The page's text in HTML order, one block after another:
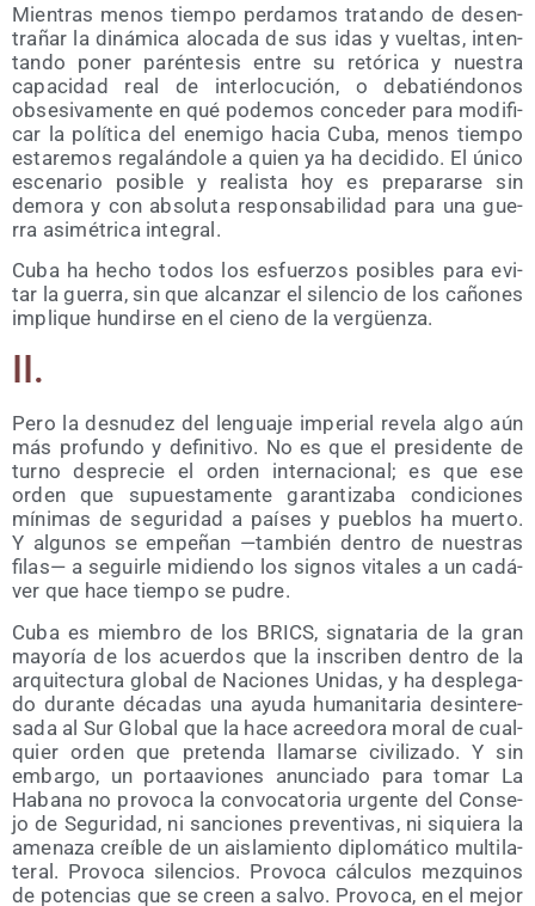
Mien­tras menos tiem­po per­da­mos tra­tan­do de des­en­
tra­ñar la diná­mi­ca alo­ca­da de sus idas y vuel­tas, inten­
tan­do poner parén­te­sis entre su retó­ri­ca y nues­tra
capa­ci­dad real de inter­lo­cu­ción, o deba­tién­do­nos
obse­si­va­men­te en qué pode­mos con­ce­der para modi­fi­
car la polí­ti­ca del enemi­go hacia Cuba, menos tiem­po
esta­re­mos rega­lán­do­le a quien ya ha deci­di­do. El úni­co
esce­na­rio posi­ble y rea­lis­ta hoy es pre­pa­rar­se sin
demo­ra y con abso­lu­ta res­pon­sa­bi­li­dad para una gue­
rra asi­mé­tri­ca integral.
Cuba ha hecho todos los esfuer­zos posi­bles para evi­
tar la gue­rra, sin que alcan­zar el silen­cio de los caño­nes
impli­que hun­dir­se en el cieno de la vergüenza.
II.
Pero la des­nu­dez del len­gua­je impe­rial reve­la algo aún
más pro­fun­do y defi­ni­ti­vo. No es que el pre­si­den­te de
turno des­pre­cie el orden inter­na­cio­nal; es que ese
orden que supues­ta­men­te garan­ti­za­ba con­di­cio­nes
míni­mas de segu­ri­dad a paí­ses y pue­blos ha muer­to.
Y algu­nos se empe­ñan —tam­bién den­tro de nues­tras
filas— a seguir­le midien­do los sig­nos vita­les a un cadá­
ver que hace tiem­po se pudre.
Cuba es miem­bro de los BRICS, sig­na­ta­ria de la gran
mayo­ría de los acuer­dos que la ins­cri­ben den­tro de la
arqui­tec­tu­ra glo­bal de Nacio­nes Uni­das, y ha des­ple­ga­
do duran­te déca­das una ayu­da huma­ni­ta­ria desin­te­re­
sa­da al Sur Glo­bal que la hace acree­do­ra moral de cual­
quier orden que pre­ten­da lla­mar­se civi­li­za­do. Y sin
embar­go, un por­ta­avio­nes anun­cia­do para tomar La
Haba­na no pro­vo­ca la con­vo­ca­to­ria urgen­te del Con­se­
jo de Segu­ri­dad, ni san­cio­nes pre­ven­ti­vas, ni siquie­ra la
ame­na­za creí­ble de un ais­la­mien­to diplo­má­ti­co mul­ti­la­
te­ral. Pro­vo­ca silen­cios. Pro­vo­ca cálcu­los mez­qui­nos
de poten­cias que se creen a sal­vo. Pro­vo­ca, en el mejor